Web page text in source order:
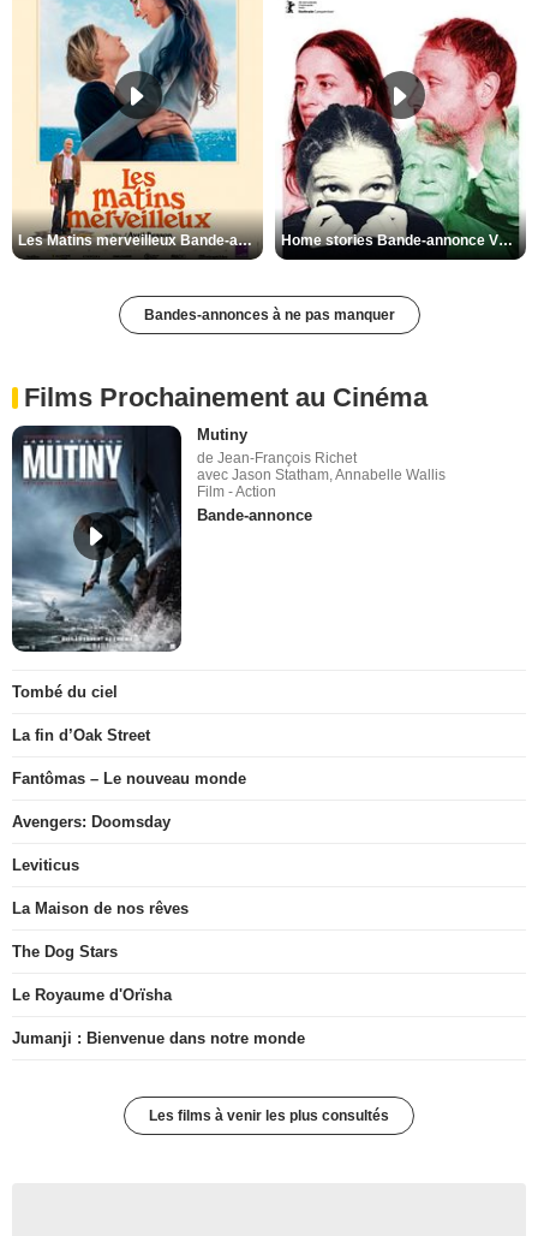
Les Matins merveilleux Bande-annonce VF Home stories Bande-annonce VO STFR
Bandes-annonces à ne pas manquer
Films Prochainement au Cinéma
Mutiny
de Jean-François Richet
avec Jason Statham, Annabelle Wallis
Film - Action
Bande-annonce
Tombé du ciel
La fin d’Oak Street
Fantômas – Le nouveau monde
Avengers: Doomsday
Leviticus
La Maison de nos rêves
The Dog Stars
Le Royaume d'Orïsha
Jumanji : Bienvenue dans notre monde
Les films à venir les plus consultés